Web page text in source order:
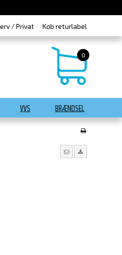
/ Privat Køb returlabel
0
VVS BRÆNDSEL